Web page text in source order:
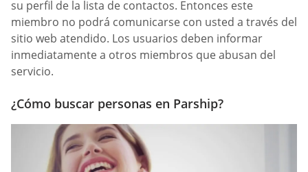
su perfil de la lista de contactos. Entonces este
miembro no podrá comunicarse con usted a través del
sitio web atendido. Los usuarios deben informar
inmediatamente a otros miembros que abusan del
servicio.
¿Cómo buscar personas en Parship?